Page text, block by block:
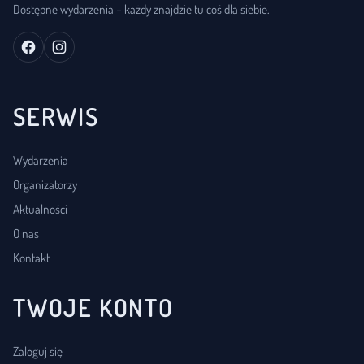
Dostępne wydarzenia – każdy znajdzie tu coś dla siebie.
SERWIS
Wydarzenia
Organizatorzy
Aktualności
O nas
Kontakt
TWOJE KONTO
Zaloguj się